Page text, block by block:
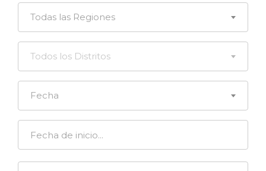
Todas las Regiones
Todos los Distritos
Fecha